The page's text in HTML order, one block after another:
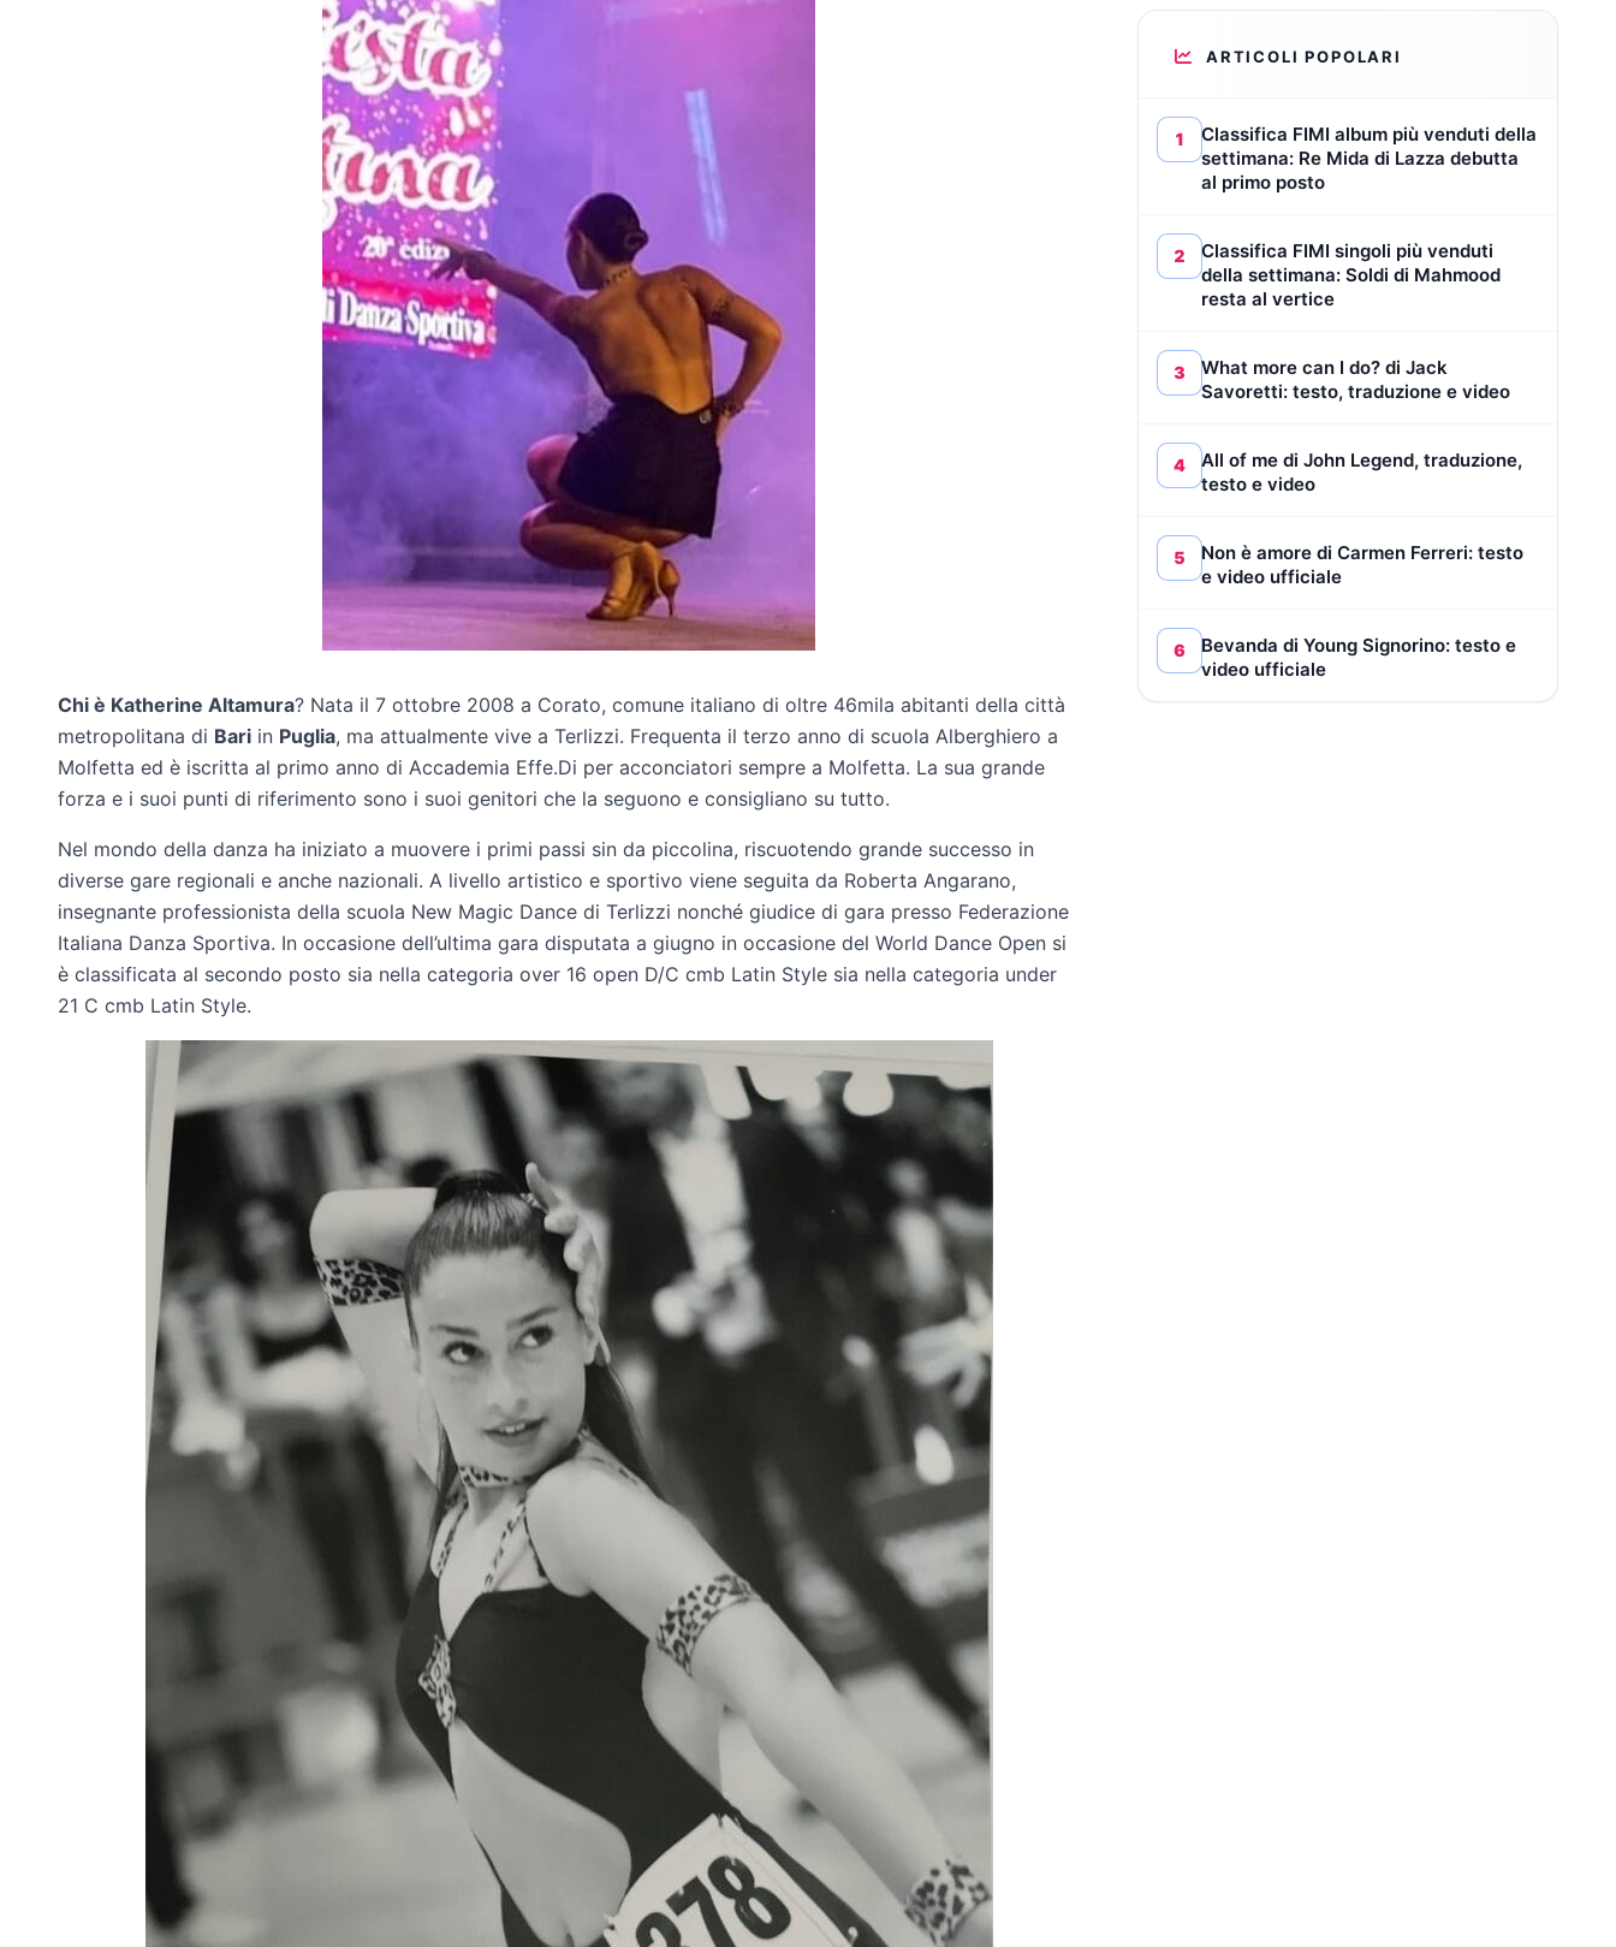
Chi è Katherine Altamura? Nata il 7 ottobre 2008 a Corato, comune italiano di oltre 46mila abitanti della città
metropolitana di Bari in Puglia, ma attualmente vive a Terlizzi. Frequenta il terzo anno di scuola Alberghiero a
Molfetta ed è iscritta al primo anno di Accademia Effe.Di per acconciatori sempre a Molfetta. La sua grande
forza e i suoi punti di riferimento sono i suoi genitori che la seguono e consigliano su tutto.
Nel mondo della danza ha iniziato a muovere i primi passi sin da piccolina, riscuotendo grande successo in
diverse gare regionali e anche nazionali. A livello artistico e sportivo viene seguita da Roberta Angarano,
insegnante professionista della scuola New Magic Dance di Terlizzi nonché giudice di gara presso Federazione
Italiana Danza Sportiva. In occasione dell’ultima gara disputata a giugno in occasione del World Dance Open si
è classificata al secondo posto sia nella categoria over 16 open D/C cmb Latin Style sia nella categoria under
21 C cmb Latin Style.
ARTICOLI POPOLARI
1
Classifica FIMI album più venduti della
settimana: Re Mida di Lazza debutta
al primo posto
2
Classifica FIMI singoli più venduti
della settimana: Soldi di Mahmood
resta al vertice
3
What more can I do? di Jack
Savoretti: testo, traduzione e video
4
All of me di John Legend, traduzione,
testo e video
5
Non è amore di Carmen Ferreri: testo
e video ufficiale
6
Bevanda di Young Signorino: testo e
video ufficiale